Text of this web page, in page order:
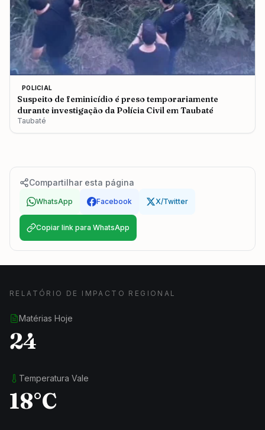
POLICIAL
Suspeito de feminicídio é preso temporariamente
durante investigação da Polícia Civil em Taubaté
Taubaté
Compartilhar esta página
WhatsApp Facebook X/Twitter
Copiar link para WhatsApp
RELATÓRIO DE IMPACTO REGIONAL
Matérias Hoje
24
Temperatura Vale
18°C